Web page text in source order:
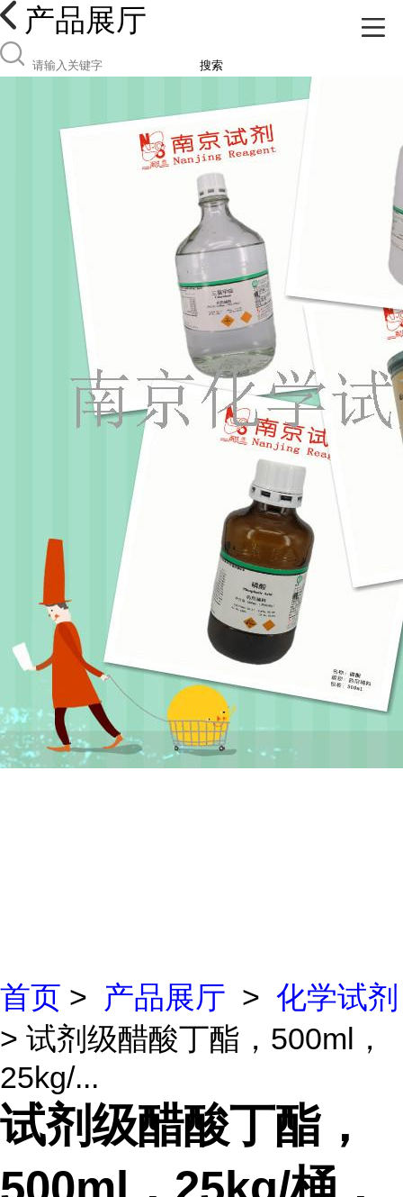
产品展厅
搜索
首页 > 产品展厅 > 化学试剂
> 试剂级醋酸丁酯，500ml，
25kg/...
试剂级醋酸丁酯，